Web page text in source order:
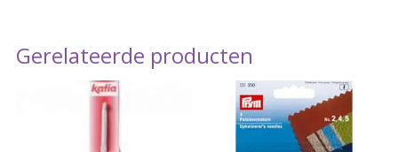
Gerelateerde producten